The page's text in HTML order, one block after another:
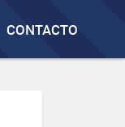
CONTACTO